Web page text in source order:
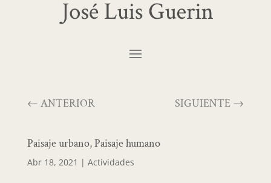
← ANTERIOR SIGUIENTE →
Paisaje urbano, Paisaje humano
Abr 18, 2021 | Actividades